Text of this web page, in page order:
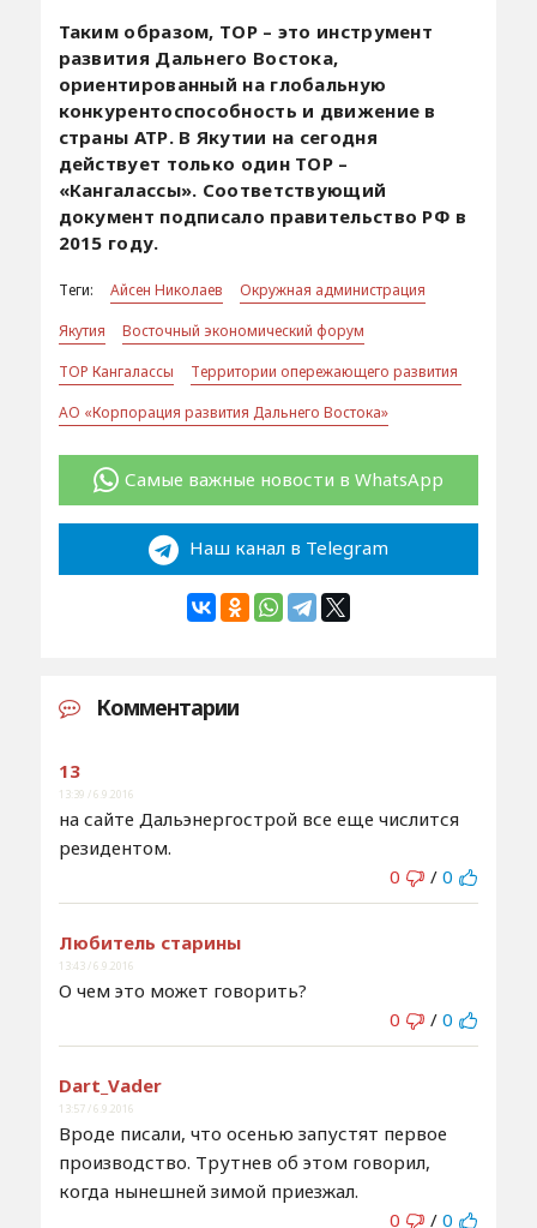
Таким образом, ТОР – это инструмент
развития Дальнего Востока,
ориентированный на глобальную
конкурентоспособность и движение в
страны АТР. В Якутии на сегодня
действует только один ТОР –
«Кангалассы». Соответствующий
документ подписало правительство РФ в
2015 году.
Теги: Айсен Николаев
Окружная администрация
Якутия
Восточный экономический форум
ТОР Кангалассы
Территории опережающего развития
АО «Корпорация развития Дальнего Востока»
Самые важные новости в WhatsApp
Наш канал в Telegram
Комментарии
13
13:39 / 6.9.2016
на сайте Дальэнергострой все еще числится
резидентом.
0
/ 0
Любитель старины
13:43 / 6.9.2016
О чем это может говорить?
0
/ 0
Dart_Vader
13:57 / 6.9.2016
Вроде писали, что осенью запустят первое
производство. Трутнев об этом говорил,
когда нынешней зимой приезжал.
0
/ 0